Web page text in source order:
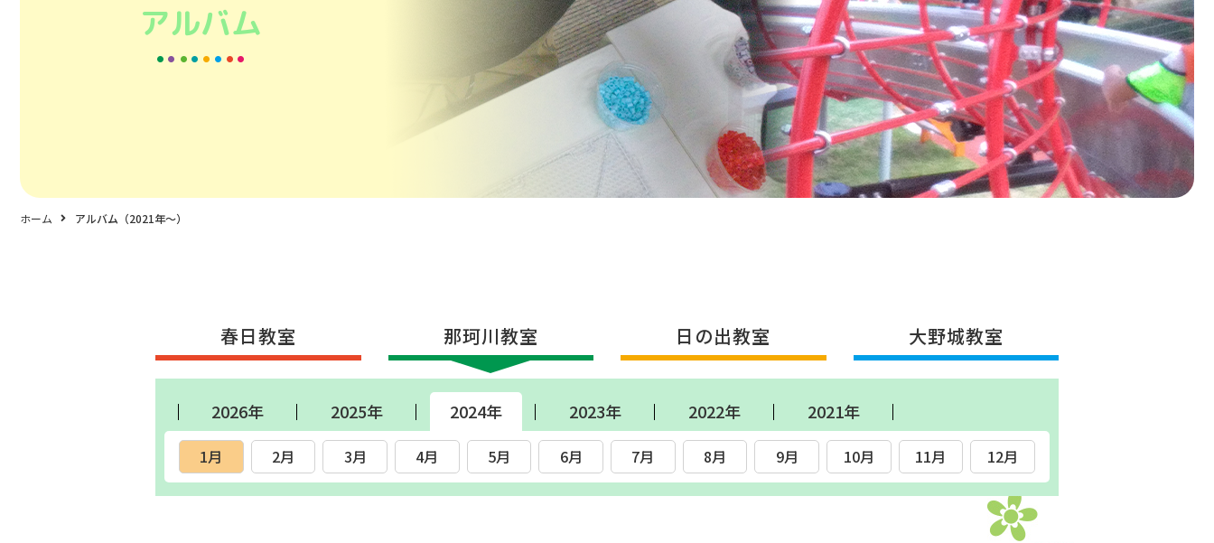
アルバム
ホーム アルバム（2021年〜）
春日教室 那珂川教室 日の出教室 大野城教室
2026年 2025年 2024年 2023年 2022年 2021年
1月 2月 3月 4月 5月 6月 7月 8月 9月 10月 11月 12月